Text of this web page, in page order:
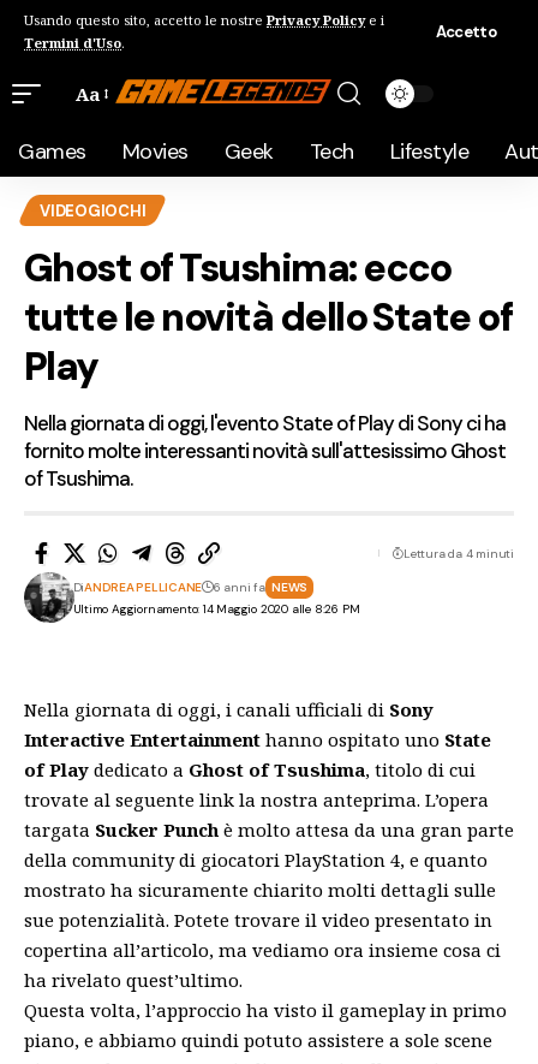
Usando questo sito, accetto le nostre Privacy Policye i
Termini d'Uso.
Accetto
Aa
Games Movies Geek Tech Lifestyle
VIDEOGIOCHI
Ghost of Tsushima: ecco
tutte le novità dello State of
Play
Nella giornata di oggi, l'evento State of Play di Sony ci ha
fornito molte interessanti novità sull'attesissimo Ghost
of Tsushima.
Ultimo Aggiornamento: 14 Maggio 2020 alle 8:26 PM
DiANDREA PELLICANE 6 anni fa NEWS
Lettura da 4 minuti
Nella giornata di oggi, i canali ufficiali di Sony
Interactive Entertainment hanno ospitato uno State
of Play dedicato a Ghost of Tsushima, titolo di cui
trovate al seguente link la nostra anteprima. L’opera
targata Sucker Punch è molto attesa da una gran parte
della community di giocatori PlayStation 4, e quanto
mostrato ha sicuramente chiarito molti dettagli sulle
sue potenzialità. Potete trovare il video presentato in
copertina all’articolo, ma vediamo ora insieme cosa ci
ha rivelato quest’ultimo.
Questa volta, l’approccio ha visto il gameplay in primo
piano, e abbiamo quindi potuto assistere a sole scene